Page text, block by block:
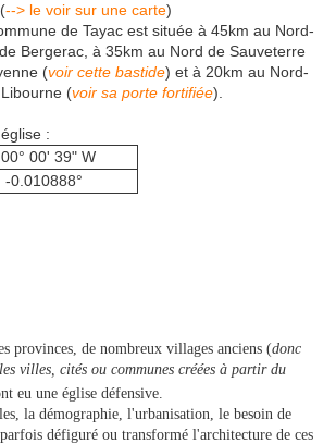
--> le voir sur une carte)
de Tayac est située à 45km au Nord-
Bergerac, à 35km au Nord de Sauveterre
(voir cette bastide) et à 20km au Nord-
(voir sa porte fortifiée).
:
00° 00' 39" W
-0.010888°
provinces, de nombreux villages anciens (donc
villes, cités ou communes créées à partir du
eu une église défensive.
la démographie, l'urbanisation, le besoin de
défiguré ou transformé l'architecture de ces